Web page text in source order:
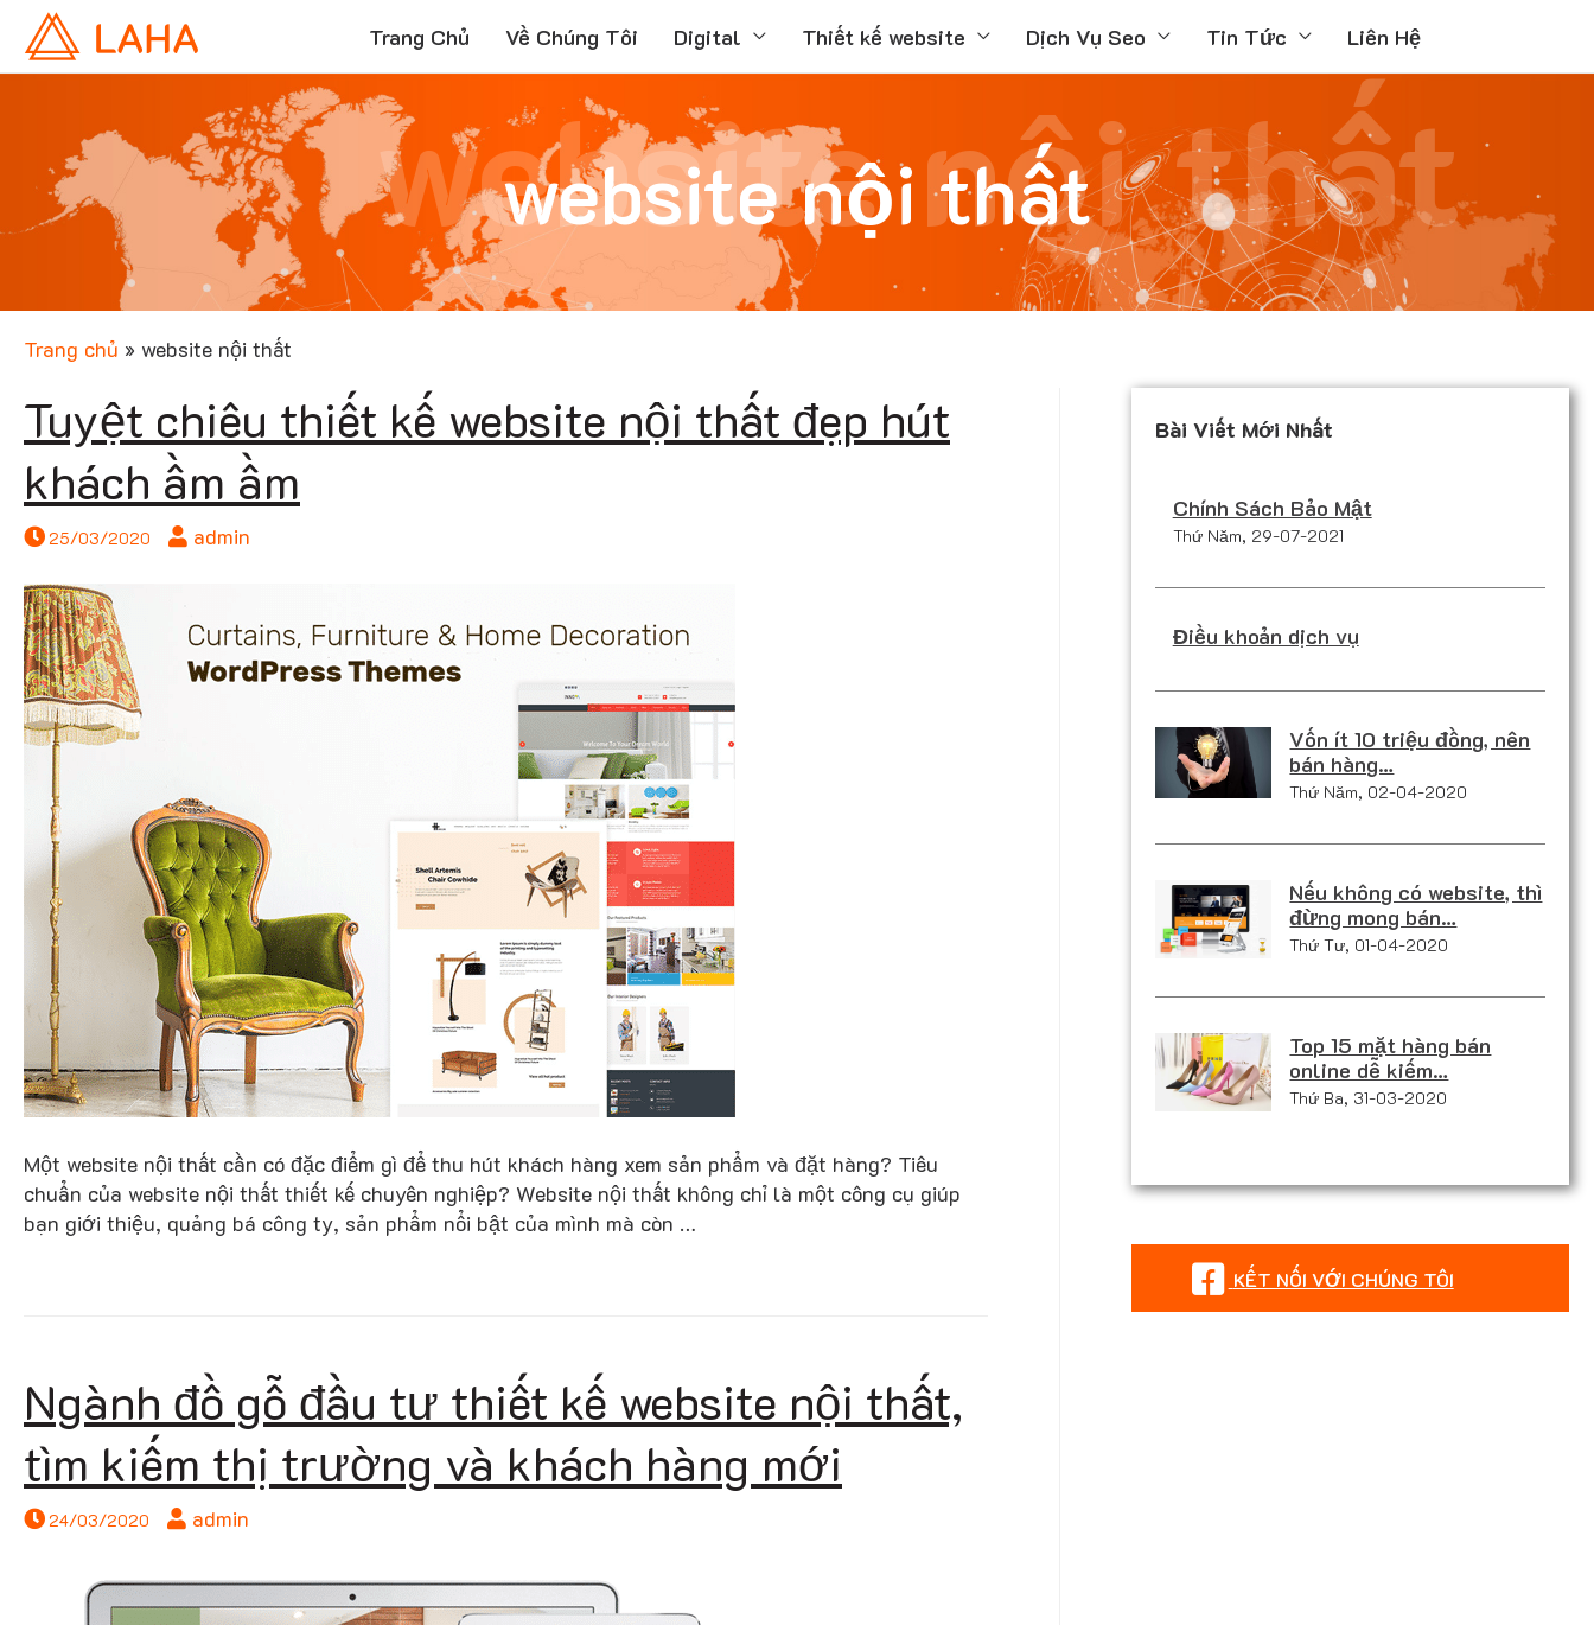
Trang Chủ Về Chúng Tôi Digital Thiết kế website Dịch Vụ Seo Tin Tức Liên Hệ
website nội thất
website nội thất
Trang chủ » website nội thất
Tuyệt chiêu thiết kế website nội thất đẹp hút
khách ầm ầm
25/03/2020 admin
Một website nội thất cần có đặc điểm gì để thu hút khách hàng xem sản phẩm và đặt hàng? Tiêu
chuẩn của website nội thất thiết kế chuyên nghiệp? Website nội thất không chỉ là một công cụ giúp
bạn giới thiệu, quảng bá công ty, sản phẩm nổi bật của mình mà còn …
Ngành đồ gỗ đầu tư thiết kế website nội thất,
tìm kiếm thị trường và khách hàng mới
24/03/2020 admin
Bài Viết Mới Nhất
Chính Sách Bảo Mật
Thứ Năm, 29-07-2021
Điều khoản dịch vụ
Vốn ít 10 triệu đồng, nên
bán hàng…
Thứ Năm, 02-04-2020
Nếu không có website, thì
đừng mong bán…
Thứ Tư, 01-04-2020
Top 15 mặt hàng bán
online dễ kiếm…
Thứ Ba, 31-03-2020
KẾT NỐI VỚI CHÚNG TÔI